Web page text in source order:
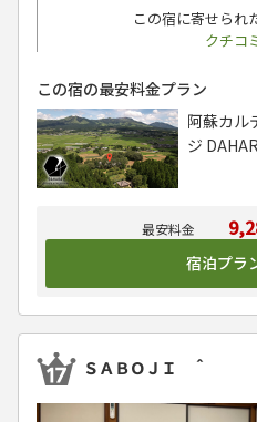
この宿に寄せられ
クチコ
宿泊プラ
この宿の最安料金プラン
阿蘇カル
ジ
ＳＡＢＯＪＩ ＾